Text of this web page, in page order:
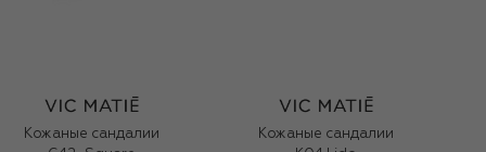
Кожаные сандалии
Кожаные сандалии